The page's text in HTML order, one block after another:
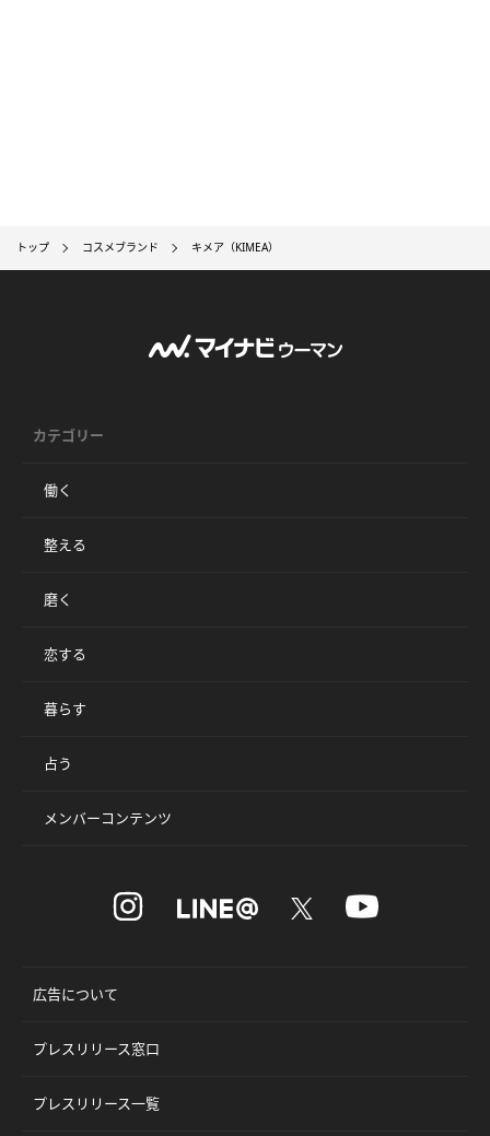
トップ コスメブランド キメア（KIMEA）
カテゴリー
働く
整える
磨く
恋する
暮らす
占う
メンバーコンテンツ
広告について
プレスリリース窓口
プレスリリース一覧